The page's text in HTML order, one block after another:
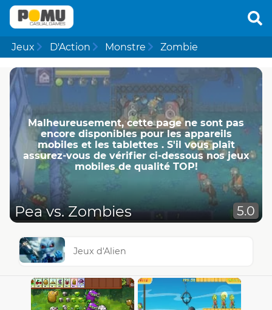
Jeux D'Action Monstre Zombie
Malheureusement, cette page ne ​​sont pas
encore disponibles pour les appareils
mobiles et les tablettes . S'il vous plaît
assurez-vous de vérifier ci-dessous nos jeux
mobiles de qualité TOP!
Pea vs. Zombies 5.0
Jeux d'Alien